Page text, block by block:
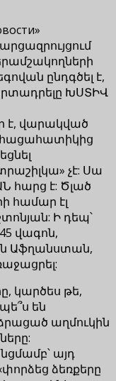
ընդգծել է,
ԽՍՏԻՎ
է, վարակված
հացահատիկից
չէ: Սա
հարց է: Ծլած
համար էլ
Ի դեպ՝
վագոն,
Աֆղանստան,
կարծես թե,
են
աղմուկին
այդ
ձեռքերը